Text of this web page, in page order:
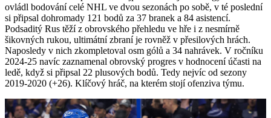
ovládl bodování celé NHL ve dvou sezonách po sobě, v té poslední
si připsal dohromady 121 bodů za 37 branek a 84 asistencí.
Podsaditý Rus těží z obrovského přehledu ve hře i z nesmírně
šikovných rukou, ultimátní zbraní je rovněž v přesilových hrách.
Naposledy v nich zkompletoval osm gólů a 34 nahrávek. V ročníku
2024-25 navíc zaznamenal obrovský progres v hodnocení účasti na
ledě, když si připsal 22 plusových bodů. Tedy nejvíc od sezony
2019-2020 (+26). Klíčový hráč, na kterém stojí ofenziva týmu.